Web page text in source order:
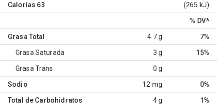
Calorías 63 (265 kJ)
% DV*
Grasa Total 4.7 g 7%
Grasa Saturada 3 g 15%
Grasa Trans 0 g
Sodio 12 mg 0%
Total de Carbohidratos 4 g 1%